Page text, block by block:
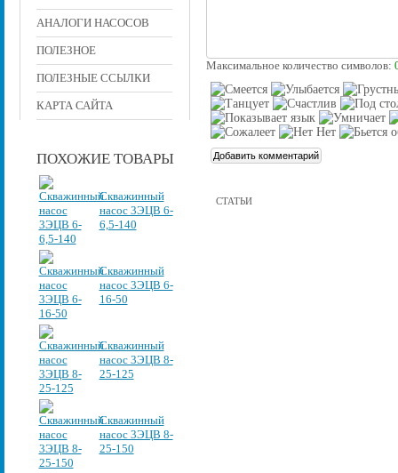
АНАЛОГИ НАСОСОВ
ПОЛЕЗНОЕ
ПОЛЕЗНЫЕ ССЫЛКИ
КАРТА САЙТА
ПОХОЖИЕ ТОВАРЫ
Скважинный
насос 3ЭЦВ 6-
6,5-140
Скважинный
насос 3ЭЦВ 6-
16-50
Скважинный
насос 3ЭЦВ 8-
25-125
Скважинный
насос 3ЭЦВ 8-
25-150
Максимальное количество символов:
СТАТЬИ